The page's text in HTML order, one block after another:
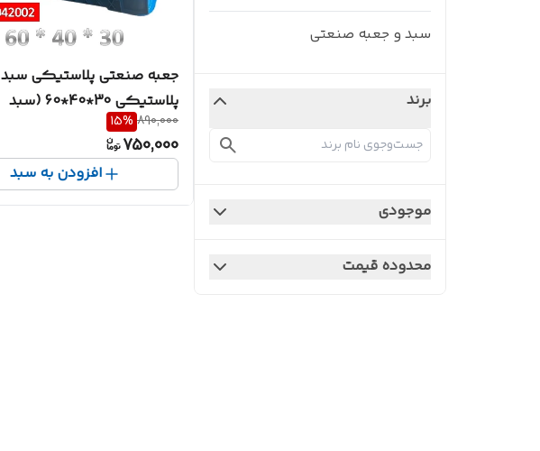
سبد و جعبه صنعتی
برند
موجودی
محدوده قیمت
جعبه صنعتی پلاستیکی سبد
پلاستیکی 30*40*60 (سبد
مرغی،سبدزرشک)کد 830
890,000
15%
750,000
افزودن به سبد